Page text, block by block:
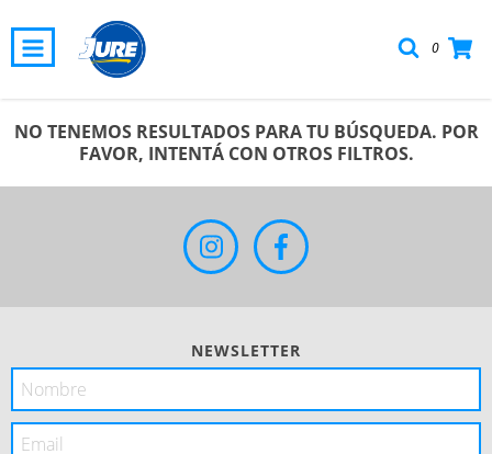
0
NO TENEMOS RESULTADOS PARA TU BÚSQUEDA. POR
FAVOR, INTENTÁ CON OTROS FILTROS.
NEWSLETTER